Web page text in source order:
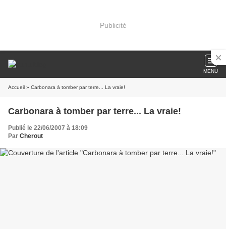
Publicité
MENU
Accueil » Carbonara à tomber par terre... La vraie!
Carbonara à tomber par terre... La vraie!
Publié le 22/06/2007 à 18:09
Par Cherout